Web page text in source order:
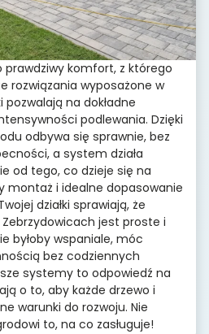
prawdziwy komfort, z którego
rozwiązania wyposażone w
na dokładne
podlewania. Dzięki
odbywa się sprawnie, bez
a system działa
od tego, co dzieje się na
montaż i idealne dopasowanie
działki sprawiają, że
jest proste i
byłoby wspaniale, móc
bez codziennych
systemy to odpowiedź na
o to, aby każde drzewo i
warunki do rozwoju. Nie
to, na co zasługuje!